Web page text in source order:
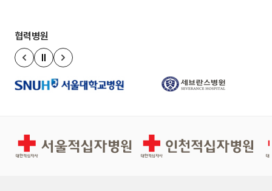
협력병원
이전 슬라이드
정지
다음 슬라이드
서울적십자병원 인천적십자병원